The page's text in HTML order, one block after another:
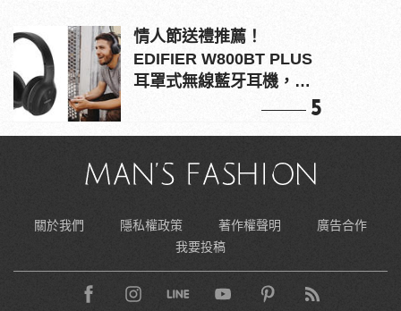
情人節送禮推薦！
EDIFIER W800BT PLUS
耳罩式無線藍牙耳機，在
5
關於我們 隱私權政策 著作權聲明
廣告合作
我要投稿